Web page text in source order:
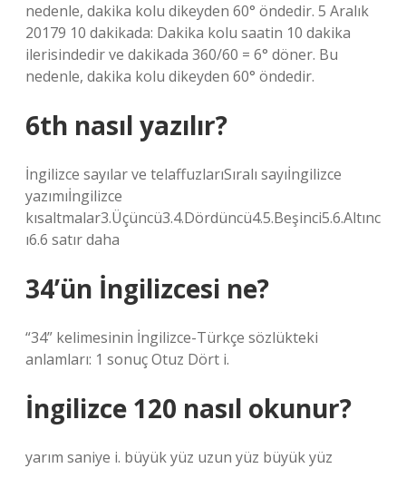
nedenle, dakika kolu dikeyden 60° öndedir. 5 Aralık
20179 10 dakikada: Dakika kolu saatin 10 dakika
ilerisindedir ve dakikada 360/60 = 6° döner. Bu
nedenle, dakika kolu dikeyden 60° öndedir.
6th nasıl yazılır?
İngilizce sayılar ve telaffuzlarıSıralı sayıİngilizce
yazımıİngilizce
kısaltmalar3.Üçüncü3.4.Dördüncü4.5.Beşinci5.6.Altınc
ı6.6 satır daha
34’ün İngilizcesi ne?
“34” kelimesinin İngilizce-Türkçe sözlükteki
anlamları: 1 sonuç Otuz Dört i.
İngilizce 120 nasıl okunur?
yarım saniye i. büyük yüz uzun yüz büyük yüz